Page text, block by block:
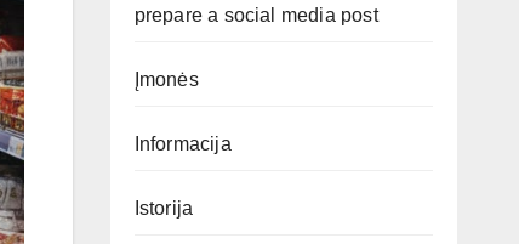
prepare a social media post
Įmonės
Informacija
Istorija